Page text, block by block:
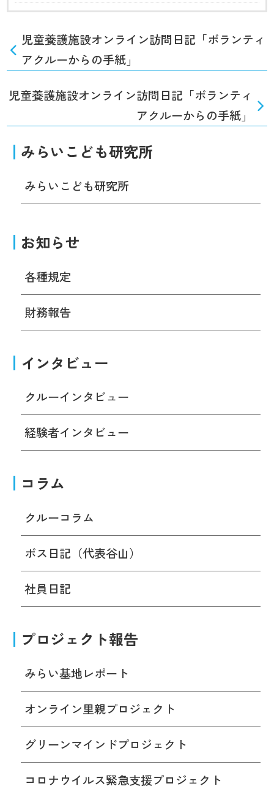
児童養護施設オンライン訪問日記「ボランティ
アクルーからの手紙」
児童養護施設オンライン訪問日記「ボランティ
アクルーからの手紙」
みらいこども研究所
みらいこども研究所
お知らせ
各種規定
財務報告
インタビュー
クルーインタビュー
経験者インタビュー
コラム
クルーコラム
ボス日記（代表谷山）
社員日記
プロジェクト報告
みらい基地レポート
オンライン里親プロジェクト
グリーンマインドプロジェクト
コロナウイルス緊急支援プロジェクト